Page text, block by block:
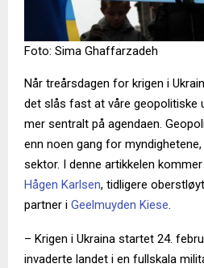
Foto: Sima Ghaffarzadeh
Når treårsdagen for krigen i
det slås fast at våre geopolitiske
mer sentralt på agendaen.
enn noen gang for
sektor. I denne artikkelen
Hågen Karlsen, tidligere
partner i Geelmuyden Kiese.
– Krigen i Ukraina startet 24.
invaderte landet i en fullskala